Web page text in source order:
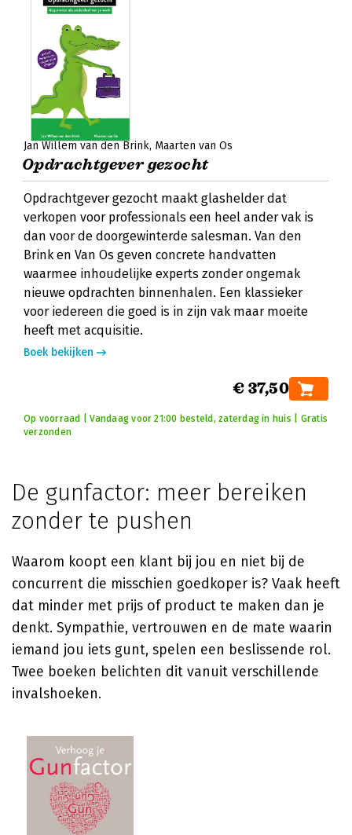
Jan Willem van den Brink Maarten van Os
Opdrachtgever gezocht
Opdrachtgever gezocht maakt glashelder dat
verkopen voor professionals een heel ander vak is
dan voor de doorgewinterde salesman. Van den
Brink en Van Os geven concrete handvatten
waarmee inhoudelijke experts zonder ongemak
nieuwe opdrachten binnenhalen. Een klassieker
voor iedereen die goed is in zijn vak maar moeite
heeft met acquisitie.
Boek bekijken
€ 37,50
Op voorraad | Vandaag voor 21:00 besteld, zaterdag in huis | Gratis
verzonden
De gunfactor: meer bereiken
zonder te pushen
Waarom koopt een klant bij jou en niet bij de
concurrent die misschien goedkoper is? Vaak heeft
dat minder met prijs of product te maken dan je
denkt. Sympathie, vertrouwen en de mate waarin
iemand jou iets gunt, spelen een beslissende rol.
Twee boeken belichten dit vanuit verschillende
invalshoeken.